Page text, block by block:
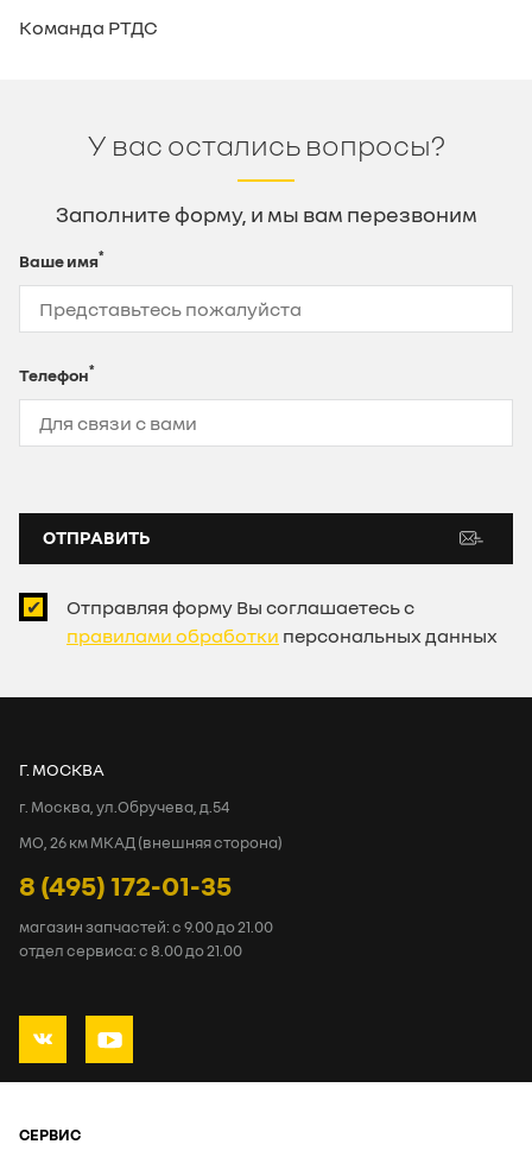
Команда РТДС
У вас остались вопросы?
Заполните форму, и мы вам перезвоним
Ваше имя*
Телефон*
ОТПРАВИТЬ
Отправляя форму Вы соглашаетесь с
правилами обработки персональных данных
Г. МОСКВА
г. Москва, ул.Обручева, д.54
МО, 26 км МКАД (внешняя сторона)
8 (495) 172-01-35
магазин запчастей: с 9.00 до 21.00
отдел сервиса: с 8.00 до 21.00
СЕРВИС